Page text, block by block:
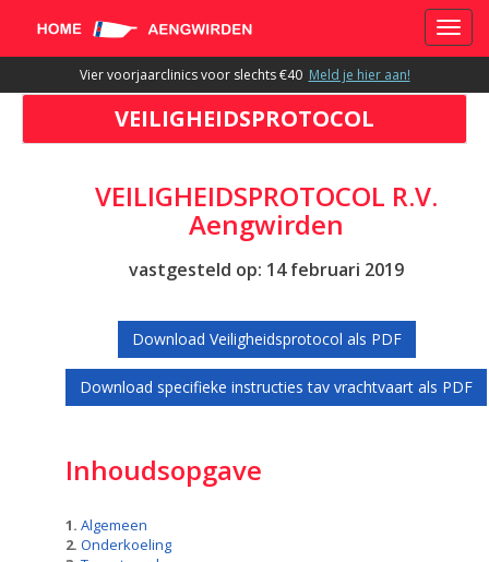
Vier voorjaarclinics voor slechts €40 Meld je hier aan!
VEILIGHEIDSPROTOCOL
VEILIGHEIDSPROTOCOL R.V.
Aengwirden
vastgesteld op: 14 februari 2019
Download Veiligheidsprotocol als PDF
Download specifieke instructies tav vrachtvaart als PDF
Inhoudsopgave
1. Algemeen
2. Onderkoeling